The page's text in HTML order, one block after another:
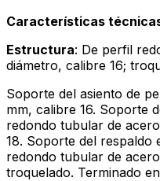
Características
Estructura: De perfil
diámetro, calibre 16;
Soporte del asiento de
mm, calibre 16. Soporte
redondo tubular de
18. Soporte del respaldo
redondo tubular de
troquelado. Terminado